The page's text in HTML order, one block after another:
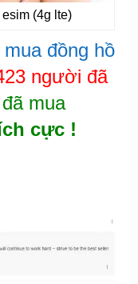
(4g lte)
đồng hồ
người đã
mua
cực !